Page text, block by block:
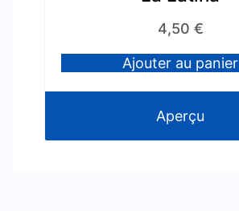
4,50 €
Ajouter au panier
Aperçu